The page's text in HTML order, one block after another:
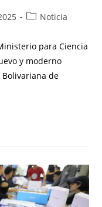
Noticia
para Ciencia
y moderno
de